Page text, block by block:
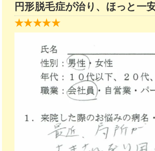
円形脱毛症が治り、ほっと一
★★★★★